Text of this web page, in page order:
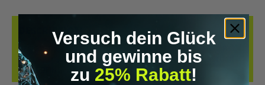
DESCRIPTION
DESIGNED BY GENETICS. UPGRADED BY SCIENCE. POWERED BY
NATURE.DIESES SHIRT IST MEHR ALS NUR EIN KLEIDUNGSSTÜCK –
ES IST DEIN…
MORE
Versuch dein Glück
und gewinne bis
zu 25% Rabatt!